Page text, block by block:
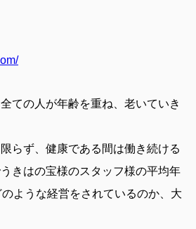
ての人が年齢を重ね、老いていき
らず、健康である間は働き続ける
きはの宝様のスタッフ様の平均年
ような経営をされているのか、大